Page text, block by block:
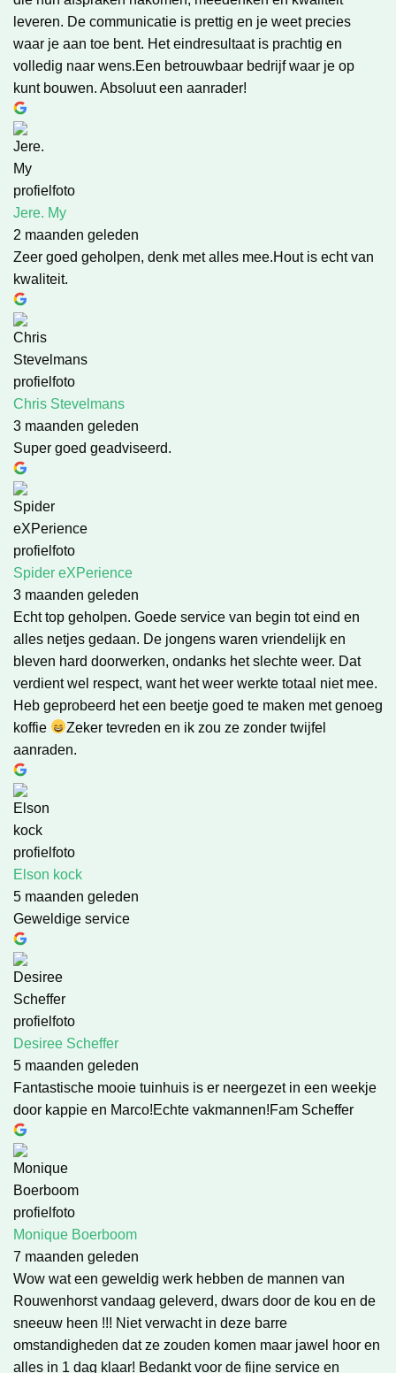
leveren. De communicatie is prettig en je weet precies
waar je aan toe bent. Het eindresultaat is prachtig en
volledig naar wens.Een betrouwbaar bedrijf waar je op
kunt bouwen. Absoluut een aanrader!
Jere. My
2 maanden geleden
Zeer goed geholpen, denk met alles mee.Hout is echt van
kwaliteit.
Chris Stevelmans
3 maanden geleden
Super goed geadviseerd.
Spider eXPerience
3 maanden geleden
Echt top geholpen. Goede service van begin tot eind en
alles netjes gedaan. De jongens waren vriendelijk en
bleven hard doorwerken, ondanks het slechte weer. Dat
verdient wel respect, want het weer werkte totaal niet mee.
Heb geprobeerd het een beetje goed te maken met genoeg
koffie
Zeker tevreden en ik zou ze zonder twijfel
aanraden.
Elson kock
5 maanden geleden
Geweldige service
Desiree Scheffer
5 maanden geleden
Fantastische mooie tuinhuis is er neergezet in een weekje
door kappie en Marco!Echte vakmannen!Fam Scheffer
Monique Boerboom
7 maanden geleden
Wow wat een geweldig werk hebben de mannen van
Rouwenhorst vandaag geleverd, dwars door de kou en de
sneeuw heen !!! Niet verwacht in deze barre
omstandigheden dat ze zouden komen maar jawel hoor en
alles in 1 dag klaar! Bedankt voor de fijne service en